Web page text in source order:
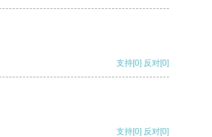
支持[0] 反对[0]
支持[0] 反对[0]